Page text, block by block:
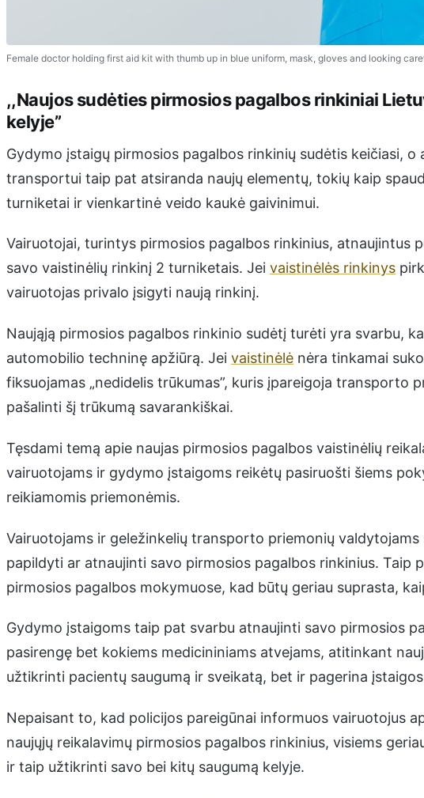
Female doctor holding first aid kit with thumb up in blue uniform, mask, gloves and looking
,,Naujos sudėties pirmosios pagalbos rinkiniai
kelyje”
Gydymo įstaigų pirmosios pagalbos rinkinių sudėtis keičiasi, o
transportui taip pat atsiranda naujų elementų, tokių kaip
turniketai ir vienkartinė veido kaukė gaivinimui.
Vairuotojai, turintys pirmosios pagalbos rinkinius, atnaujintus
savo vaistinėlių rinkinį 2 turniketais. Jei vaistinėlės rinkinys
vairuotojas privalo įsigyti naują rinkinį.
Naująją pirmosios pagalbos rinkinio sudėtį turėti yra svarbu,
automobilio techninę apžiūrą. Jei vaistinėlė nėra tinkamai
fiksuojamas „nedidelis trūkumas”, kuris įpareigoja transporto
pašalinti šį trūkumą savarankiškai.
Tęsdami temą apie naujas pirmosios pagalbos vaistinėlių
vairuotojams ir gydymo įstaigoms reikėtų pasiruošti šiems
reikiamomis priemonėmis.
Vairuotojams ir geležinkelių transporto priemonių
papildyti ar atnaujinti savo pirmosios pagalbos rinkinius. Taip
pirmosios pagalbos mokymuose, kad būtų geriau suprasta,
Gydymo įstaigoms taip pat svarbu atnaujinti savo pirmosios
pasirengę bet kokiems medicininiams atvejams, atitinkant
užtikrinti pacientų saugumą ir sveikatą, bet ir pagerina
Nepaisant to, kad policijos pareigūnai informuos vairuotojus
naujųjų reikalavimų pirmosios pagalbos rinkinius, visiems
ir taip užtikrinti savo bei kitų saugumą kelyje.